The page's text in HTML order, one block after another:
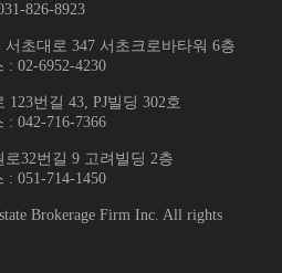
826-8923
초대로 347 서초크로바타워 6층
: 02-6952-4230
번길 43, PJ빌딩 302호
: 042-716-7366
32번길 9 고려빌딩 2층
: 051-714-1450
Brokerage Firm Inc. All rights